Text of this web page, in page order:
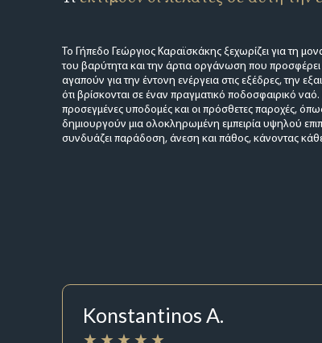
Το Γήπεδο Γεώργιος Καραϊσκάκης ξεχωρίζει για τη
του βαρύτητα και την άρτια οργάνωση που προσφέρει
αγαπούν για την έντονη ενέργεια στις εξέδρες, την
ότι βρίσκονται σε έναν πραγματικό ποδοσφαιρικό
προσεγμένες υποδομές και οι πρόσθετες παροχές,
δημιουργούν μια ολοκληρωμένη εμπειρία υψηλού
συνδυάζει παράδοση, άνεση και πάθος, κάνοντας
Konstantinos A.